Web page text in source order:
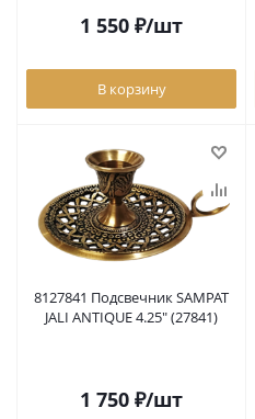
1 550 ₽/шт
В корзину
8127841 Подсвечник SAMPAT
JALI ANTIQUE 4.25" (27841)
1 750 ₽/шт